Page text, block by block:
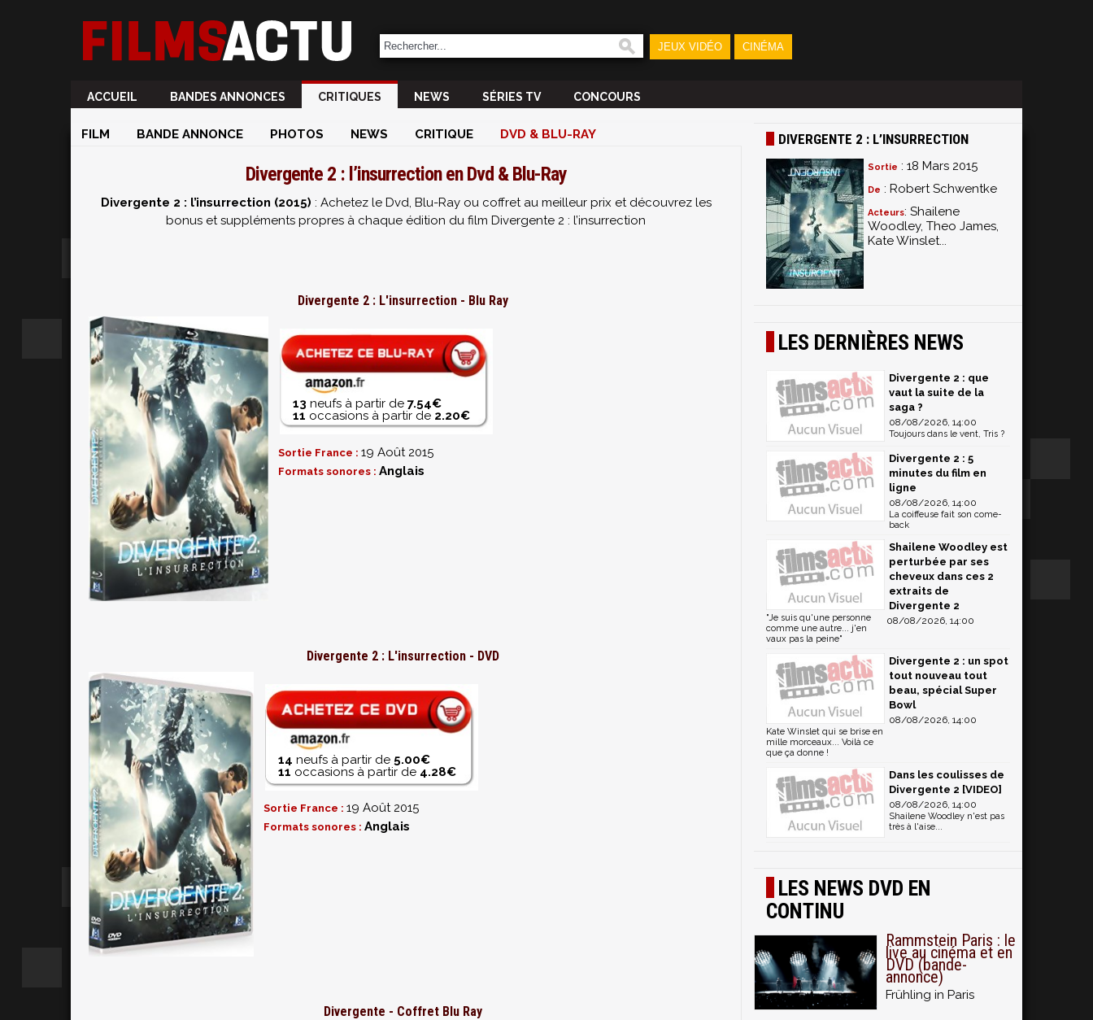
JEUX VIDÉO CINÉMA
ACCUEIL BANDES ANNONCES CRITIQUES NEWS SÉRIES TV CONCOURS
FILM BANDE ANNONCE PHOTOS NEWS CRITIQUE DVD & BLU-RAY
Divergente 2 : l’insurrection en Dvd & Blu-Ray
Divergente 2 : l’insurrection (2015) : Achetez le Dvd, Blu-Ray ou coffret au meilleur prix et découvrez les
bonus et suppléments propres à chaque édition du film Divergente 2 : l’insurrection
Divergente 2 : L'insurrection - Blu Ray
13 neufs à partir de 7.54€
11 occasions à partir de 2.20€
Sortie France : 19 Août 2015
Formats sonores : Anglais
Divergente 2 : L'insurrection - DVD
14 neufs à partir de 5.00€
11 occasions à partir de 4.28€
Sortie France : 19 Août 2015
Formats sonores : Anglais
Divergente - Coffret Blu Ray
DIVERGENTE 2 : L’INSURRECTION
Sortie : 18 Mars 2015
De : Robert Schwentke
Acteurs: Shailene
Woodley, Theo James,
Kate Winslet...
LES DERNIÈRES NEWS
Divergente 2 : que
vaut la suite de la
saga ?
08/08/2026, 14:00
Toujours dans le vent, Tris ?
Divergente 2 : 5
minutes du film en
ligne
08/08/2026, 14:00
La coiffeuse fait son come-
back
Shailene Woodley est
perturbée par ses
cheveux dans ces 2
extraits de
Divergente 2
08/08/2026, 14:00
"Je suis qu'une personne
comme une autre... j'en
vaux pas la peine"
Divergente 2 : un spot
tout nouveau tout
beau, spécial Super
Bowl
08/08/2026, 14:00
Kate Winslet qui se brise en
mille morceaux... Voilà ce
que ça donne !
Dans les coulisses de
Divergente 2 [VIDEO]
08/08/2026, 14:00
Shailene Woodley n'est pas
très à l'aise...
LES NEWS DVD EN
CONTINU
Rammstein Paris : le
live au cinéma et en
DVD (bande-
annonce)
Frühling in Paris